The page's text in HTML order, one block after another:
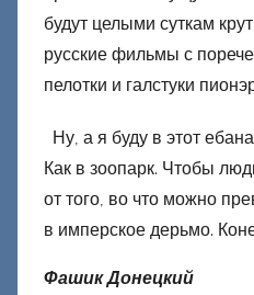
будут целыми суткам
русские фильмы с
пелотки и галстуки
Ну, а я буду в этот
Как в зоопарк. Чтобы
от того, во что можно
в имперское дерьмо.
Фашик Донецкий